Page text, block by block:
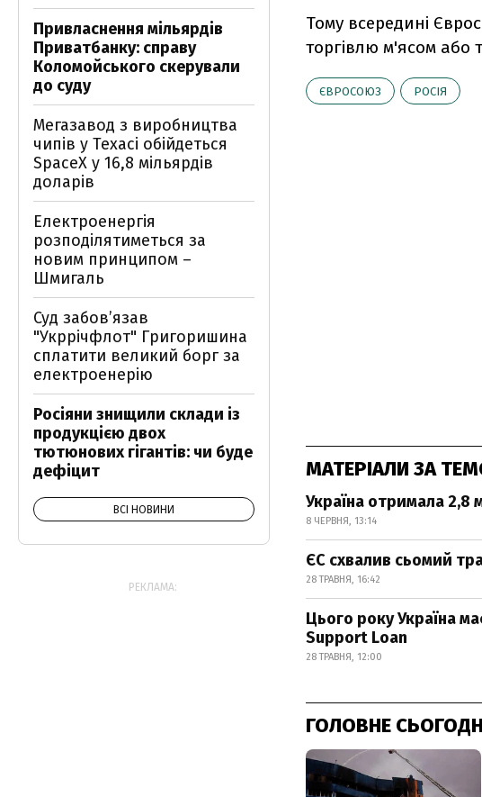
Тому всередині
торгівлю м'ясом або
ЄВРОСОЮЗ РОСІЯ
МАТЕРІАЛИ ЗА
Україна отримала 2,8
8 ЧЕРВНЯ, 13:14
ЄС схвалив сьомий
28 ТРАВНЯ, 16:42
Цього року Україна
Support Loan
28 ТРАВНЯ, 12:00
ГОЛОВНЕ
Привласнення мільярдів
Приватбанку: справу
Коломойського скерували
до суду
Мегазавод з виробництва
чипів у Техасі обійдеться
SpaceX у 16,8 мільярдів
доларів
Електроенергія
розподілятиметься за
новим принципом –
Шмигаль
Суд забов’язав
"Укррічфлот" Григоришина
сплатити великий борг за
електроенерію
Росіяни знищили склади із
продукцією двох
тютюнових гігантів: чи буде
дефіцит
ВСІ НОВИНИ
РЕКЛАМА: